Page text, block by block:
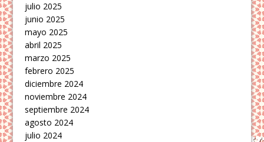
julio 2025
junio 2025
mayo 2025
abril 2025
marzo 2025
febrero 2025
diciembre 2024
noviembre 2024
septiembre 2024
agosto 2024
julio 2024